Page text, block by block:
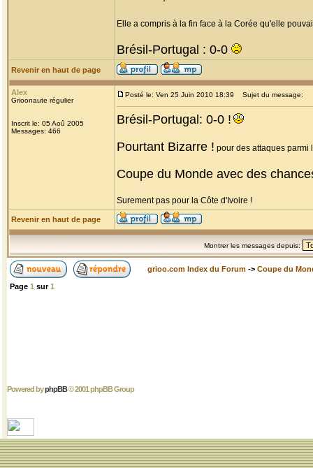
Elle a compris à la fin face à la Corée qu'elle
Brésil-Portugal : 0-0
Revenir en haut de page
Alex
Grioonaute régulier
Inscrit le: 05 Aoû 2005
Messages: 466
Posté le: Ven 25 Juin 2010 18:39 Sujet du message:
Brésil-Portugal: 0-0 !
Pourtant Bizarre ! pour des attaques parmi
Coupe du Monde avec des
Surement pas pour la Côte d'Ivoire !
Revenir en haut de page
Montrer les messages depuis:
grioo.com Index du Forum -> Coupe du
Page 1 sur1
Powered byphpBB© 2001 phpBB Group